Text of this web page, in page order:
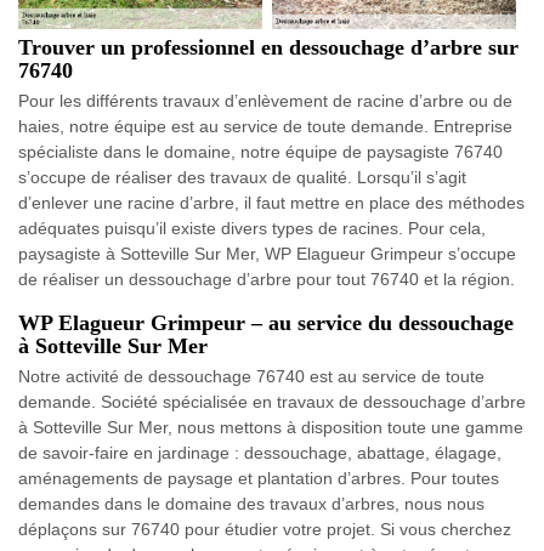
Trouver un professionnel en dessouchage d’arbre sur
76740
Pour les différents travaux d’enlèvement de racine d’arbre ou de
haies, notre équipe est au service de toute demande. Entreprise
spécialiste dans le domaine, notre équipe de paysagiste 76740
s’occupe de réaliser des travaux de qualité. Lorsqu’il s’agit
d’enlever une racine d’arbre, il faut mettre en place des méthodes
adéquates puisqu’il existe divers types de racines. Pour cela,
paysagiste à Sotteville Sur Mer, WP Elagueur Grimpeur s’occupe
de réaliser un dessouchage d’arbre pour tout 76740 et la région.
WP Elagueur Grimpeur – au service du dessouchage
à Sotteville Sur Mer
Notre activité de dessouchage 76740 est au service de toute
demande. Société spécialisée en travaux de dessouchage d’arbre
à Sotteville Sur Mer, nous mettons à disposition toute une gamme
de savoir-faire en jardinage : dessouchage, abattage, élagage,
aménagements de paysage et plantation d’arbres. Pour toutes
demandes dans le domaine des travaux d’arbres, nous nous
déplaçons sur 76740 pour étudier votre projet. Si vous cherchez